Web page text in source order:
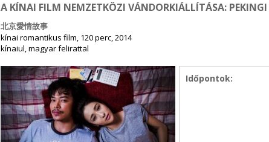
A KÍNAI FILM NEMZETKÖZI VÁNDORKIÁLLÍTÁSA: PEKINGI
‎北京愛情故事
kínai romantikus film, 120 perc, 2014
kínaiul, magyar felirattal
Időpontok: